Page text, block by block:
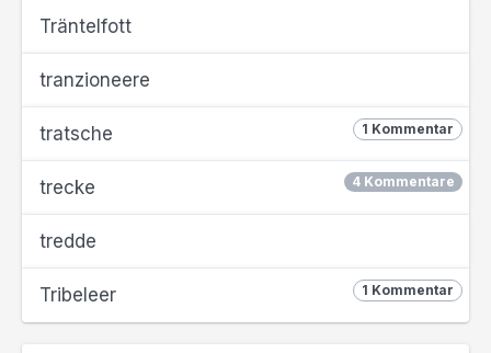
Träntelfott
tranzioneere
1 Kommentar
tratsche
4 Kommentare
trecke
tredde
1 Kommentar
Tribeleer